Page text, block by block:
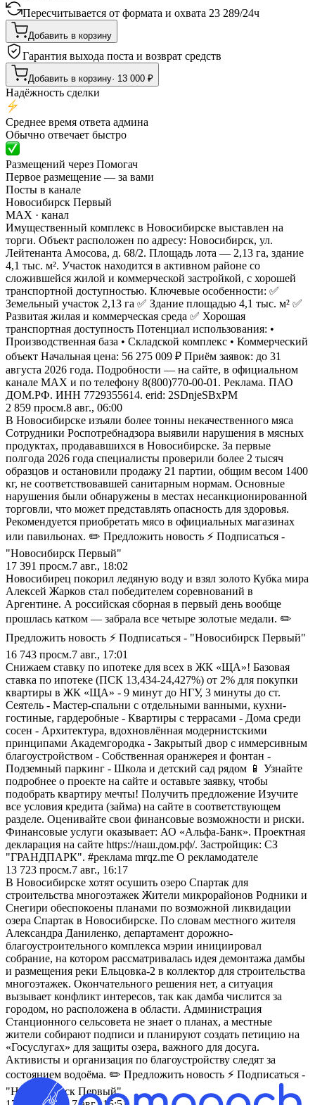
Пересчитывается от формата и охвата 23 289/24ч
Добавить в корзину
Гарантия выхода поста и возврат средств
Добавить в корзину· 13 000 ₽
Надёжность сделки
Среднее время ответа админа
Обычно отвечает быстро
Размещений через Помогач
Первое размещение — за вами
Посты в канале
Новосибирск Первый
MAX · канал
Имущественный комплекс в Новосибирске выставлен на
торги. Объект расположен по адресу: Новосибирск, ул.
Лейтенанта Амосова, д. 68/2. Площадь лота — 2,13 га, здание
4,1 тыс. м². Участок находится в активном районе со
сложившейся жилой и коммерческой застройкой, с хорошей
транспортной доступностью. Ключевые особенности: ✅
Земельный участок 2,13 га ✅ Здание площадью 4,1 тыс. м² ✅
Развитая жилая и коммерческая среда ✅ Хорошая
транспортная доступность Потенциал использования: •
Производственная база • Складской комплекс • Коммерческий
объект Начальная цена: 56 275 009 ₽ Приём заявок: до 31
августа 2026 года. Подробности — на сайте, в официальном
канале MAX и по телефону 8(800)770-00-01. Реклама. ПАО
ДОМ.РФ. ИНН 7729355614. erid: 2SDnjeSBxPM
2 859 просм.8 авг., 06:00
В Новосибирске изъяли более тонны некачественного мяса
Сотрудники Роспотребнадзора выявили нарушения в мясных
продуктах, продававшихся в Новосибирске. За первые
полгода 2026 года специалисты проверили более 2 тысяч
образцов и остановили продажу 21 партии, общим весом 1400
кг, не соответствовавшей санитарным нормам. Основные
нарушения были обнаружены в местах несанкционированной
торговли, что может представлять опасность для здоровья.
Рекомендуется приобретать мясо в официальных магазинах
или павильонах. ✏️ Предложить новость ⚡ Подписаться -
"Новосибирск Первый"
17 391 просм.7 авг., 18:02
Новосибирец покорил ледяную воду и взял золото Кубка мира
Алексей Жарков стал победителем соревнований в
Аргентине. А российская сборная в первый день вообще
прошлась катком — забрала все четыре золотые медали. ✏️
Предложить новость ⚡ Подписаться - "Новосибирск Первый"
16 743 просм.7 авг., 17:01
Снижаем ставку по ипотеке для всех в ЖК «ЩА»! Базовая
ставка по ипотеке (ПСК 13,434-24,427%) от 2% для покупки
квартиры в ЖК «ЩА» - 9 минут до НГУ, 3 минуты до ст.
Сеятель - Мастер-спальни с отдельными ванными, кухни-
гостиные, гардеробные - Квартиры с террасами - Дома среди
сосен - Архитектура, вдохновлённая модернистскими
принципами Академгородка - Закрытый двор с иммерсивным
благоустройством - Собственная оранжерея и фонтан -
Подземный паркинг - Школа и детский сад рядом 📱 Узнайте
подробнее о проекте на сайте и оставьте заявку, чтобы
подобрать квартиру мечты! Получить предложение Изучите
все условия кредита (займа) на сайте в соответствующем
разделе. Оценивайте свои финансовые возможности и риски.
Финансовые услуги оказывает: АО «Альфа-Банк». Проектная
декларация на сайте https://наш.дом.рф/. Застройщик: СЗ
"ГРАНДПАРК". #реклама mrqz.me О рекламодателе
13 723 просм.7 авг., 16:17
В Новосибирске хотят осушить озеро Спартак для
строительства многоэтажек Жители микрорайонов Родники и
Снегири обеспокоены планами по возможной ликвидации
озера Спартак в Новосибирске. По словам местного жителя
Александра Даниленко, департамент дорожно-
благоустроительного комплекса мэрии инициировал
собрание, на котором рассматривалась идея демонтажа дамбы
и размещения реки Ельцовка-2 в коллектор для строительства
многоэтажек. Окончательного решения нет, а ситуация
вызывает конфликт интересов, так как дамба числится за
городом, но расположена в области. Администрация
Станционного сельсовета не знает о планах, а местные
жители собирают подписи и планируют создать петицию на
«Госуслугах» для защиты озера, важного для досуга.
Активисты и организация по благоустройству следят за
состоянием водоёма. ✏️ Предложить новость ⚡ Подписаться -
"Новосибирск Первый"